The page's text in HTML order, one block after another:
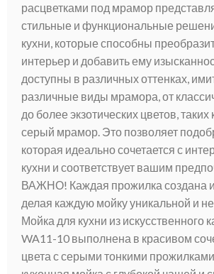
расцветками под мрамор
стильные и функциональные
кухни, которые способны
интерьер и добавить ему
доступны в различных оттенках,
различные виды мрамора, от
до более экзотических цветов,
серый мрамор. Это позволяет
которая идеально сочетается с
кухни и соответствует вашим
ВАЖНО! Каждая прожилка создана
делая каждую мойку уникальной и
Мойка для кухни из искусственного
WA11-10 выполнена в красивом
цвета с серыми тонкими